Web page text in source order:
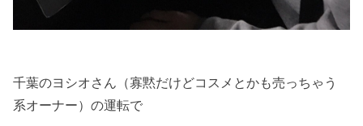
千葉のヨシオさん（寡黙だけどコスメとかも売っちゃう
系オーナー）の運転で